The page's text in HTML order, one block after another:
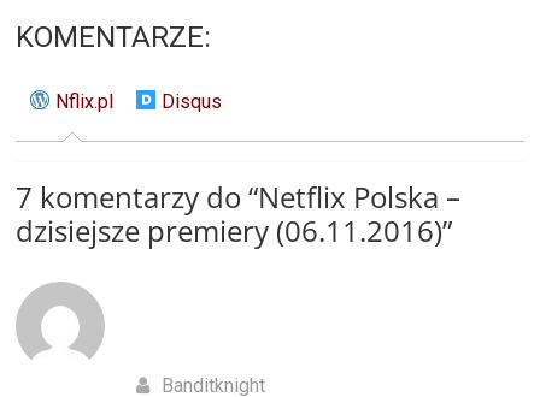
KOMENTARZE:
Nflix.pl Disqus
7 komentarzy do “Netflix Polska –
dzisiejsze premiery (06.11.2016)”
Banditknight